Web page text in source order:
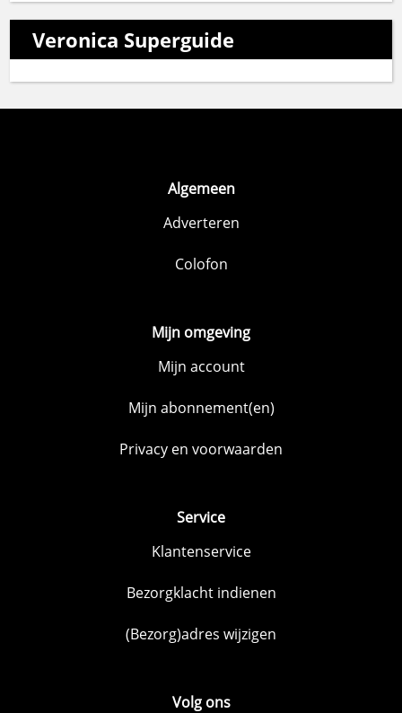
Veronica Superguide
Algemeen
Adverteren
Colofon
Mijn omgeving
Mijn account
Mijn abonnement(en)
Privacy en voorwaarden
Service
Klantenservice
Bezorgklacht indienen
(Bezorg)adres wijzigen
Volg ons